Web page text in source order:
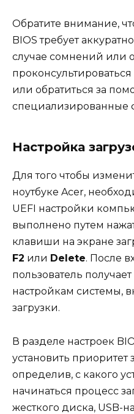
Обратите внимание,
BIOS требует
случае сомнений или
или обратиться за
специализированные
Настройка
Для того чтобы
ноутбуке Acer,
UEFI настройки
выполнено путем
клавиши на экране
F2 или Delete. После
пользователь
настройкам системы,
загрузки.
В разделе настроек
установить приоритет
определив, с какого
начинаться процесс
жесткого диска, USB-